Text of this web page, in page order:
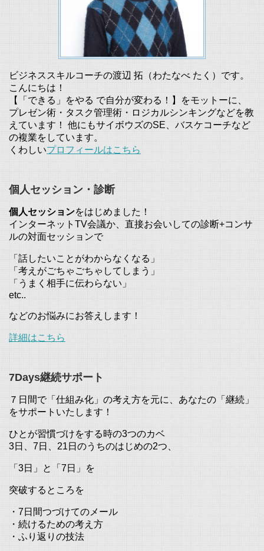
ビジネススキルコーチの渡辺 拓（わたなべ たく）です。
こんにちは！
【「できる」をやる で自分が変わる！】をモットーに、
プレゼン術・タスク管理術・ロジカルシンキングなどを教
えています！ 他にもサイボウズのSE、バスケコーチなど
の複業をしています。
くわしいプロフィールはこちら
個人セッション・診断
個人セッションをはじめました！
インターネットTV会議か、直接お会いしての診断+コンサ
ルの対面セッションで
「話したいことがわからなくなる」
「考えがごちゃごちゃしてしまう」
「うまく相手に伝わらない」
etc..
などのお悩みにお答えします！
詳細はこちら
7Days継続サポート
７日間で「仕組み化」の考え方を元に、あなたの「継続」
をサポートいたします！
ひとが習慣づけをする時の3つのカベ
3日、7日、21日のうちのはじめの2つ、
「3日」と「7日」を
突破するところを
・7日間つづけてのメール
・続けるための考え方
・ふり返りの技法